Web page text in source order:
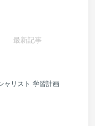
最新記事
ャリスト 学習計画